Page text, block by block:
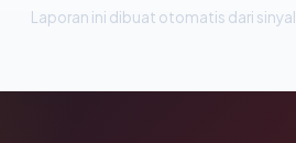
Laporan ini dibuat otomatis dari